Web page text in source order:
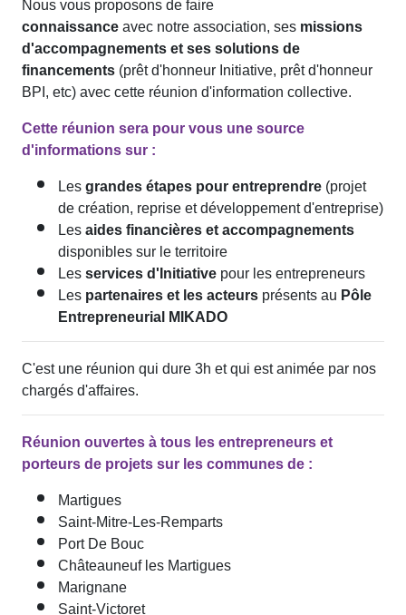
connaissanceavec notre association, sesmissions
d'accompagnements et ses solutions de
financements(prêt d'honneur Initiative, prêt d'honneur
BPI, etc) avec cette réunion d'information collective.
Cette réunion sera pour vous une source
d'informations sur :
Lesgrandes étapes pour entreprendre(projet
de création, reprise et développement d'entreprise)
Lesaides financières et accompagnements
disponibles sur le territoire
Lesservices d'Initiativepour les entrepreneurs
Lespartenaires et les acteursprésents auPôle
Entrepreneurial MIKADO
C'est une réunion qui dure 3h et qui est animée par nos
chargés d'affaires.
Réunion ouvertes à tous les entrepreneurs et
porteurs de projets sur les communes de :
Martigues
Saint-Mitre-Les-Remparts
Port De Bouc
Châteauneuf les Martigues
Marignane
Saint-Victoret